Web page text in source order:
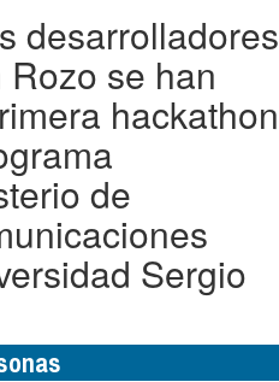
desarrolladores
se han
hackathon
de
Sergio